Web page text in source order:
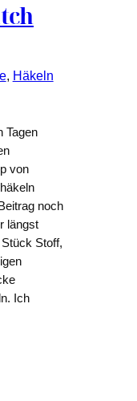
, Häkeln
Tagen
von
noch
längst
Stoff,
Ich